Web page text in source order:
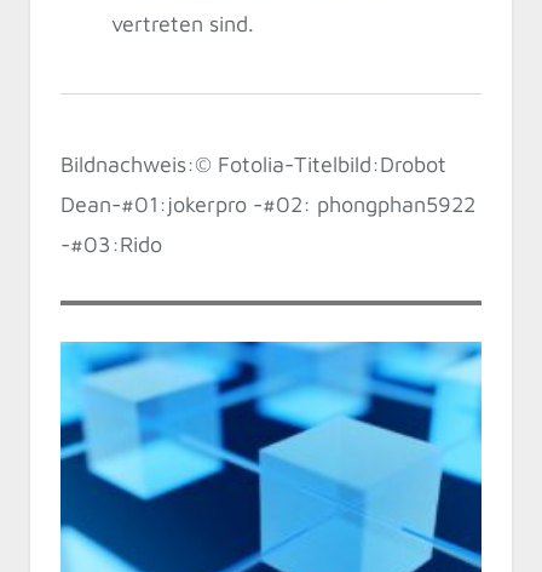
vertreten sind.
Bildnachweis:© Fotolia-Titelbild:Drobot
Dean-#01:jokerpro -#02: phongphan5922
-#03:Rido